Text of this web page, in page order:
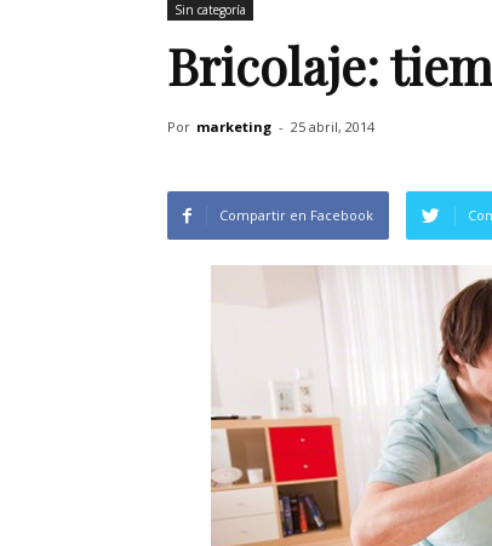
Sin categoría
Bricolaje:
Por marketing - 25 abril, 2014
Compartir en Facebook